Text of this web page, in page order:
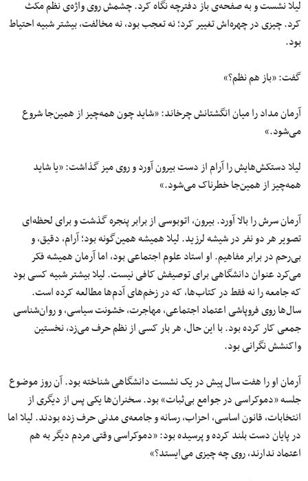
لیلا نشست و به صفحه‌ی باز دفترچه نگاه کرد. چشمش روی واژه‌ی نظم مکث
کرد. چیزی در چهره‌اش تغییر کرد؛ نه تعجب بود، نه مخالفت، بیشتر شبیه احتیاط
بود.
گفت: «باز هم نظم؟»
آرمان مداد را میان انگشتانش چرخاند: «شاید چون همه‌چیز از همین‌جا شروع
می‌شود.»
لیلا دستکش‌هایش را آرام از دست بیرون آورد و روی میز گذاشت: «یا شاید
همه‌چیز از همین‌جا خطرناک می‌شود.»
آرمان سرش را بالا آورد. بیرون، اتوبوسی از برابر پنجره گذشت و برای لحظه‌ای
تصویر هر دو نفر در شیشه لرزید. لیلا همیشه همین‌گونه بود؛ آرام، دقیق، و
بی‌رحم در برابر مفاهیم. او استاد علوم اجتماعی بود، اما آرمان همیشه فکر
می‌کرد عنوان دانشگاهی برای توصیفش کافی نیست. لیلا بیشتر شبیه کسی بود
که جامعه را نه فقط در کتاب‌ها، که در زخم‌های آدم‌ها مطالعه کرده است.
سال‌ها روی فروپاشی اعتماد اجتماعی، مهاجرت، خشونت سیاسی، و روان‌شناسی
جمعی کار کرده بود. با این حال، هر بار کسی از نظم حرف می‌زد، نخستین
واکنشش نگرانی بود.
آرمان او را هفت سال پیش در یک نشست دانشگاهی شناخته بود. آن روز موضوع
جلسه «دموکراسی در جوامع بی‌ثبات» بود. سخنران‌ها یکی پس از دیگری از
انتخابات، قانون اساسی، احزاب، رسانه و جامعه‌ی مدنی حرف زده بودند. لیلا اما
در پایان دست بلند کرده و پرسیده بود: «دموکراسی وقتی مردم دیگر به هم
اعتماد ندارند، روی چه چیزی می‌ایستد؟»